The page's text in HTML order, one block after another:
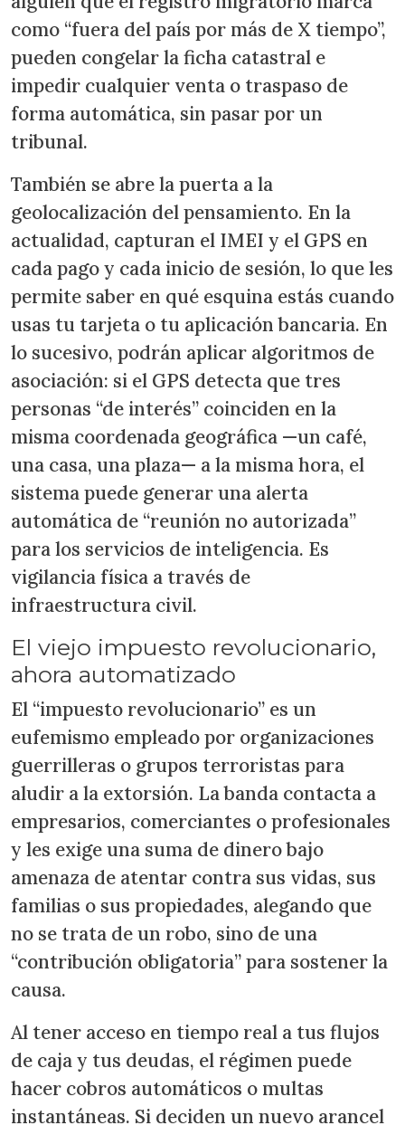
como “fuera del país por más de X tiempo”,
pueden congelar la ficha catastral e
impedir cualquier venta o traspaso de
forma automática, sin pasar por un
tribunal.
También se abre la puerta a la
geolocalización del pensamiento. En la
actualidad, capturan el IMEI y el GPS en
cada pago y cada inicio de sesión, lo que les
permite saber en qué esquina estás cuando
usas tu tarjeta o tu aplicación bancaria. En
lo sucesivo, podrán aplicar algoritmos de
asociación: si el GPS detecta que tres
personas “de interés” coinciden en la
misma coordenada geográfica —un café,
una casa, una plaza— a la misma hora, el
sistema puede generar una alerta
automática de “reunión no autorizada”
para los servicios de inteligencia. Es
vigilancia física a través de
infraestructura civil.
El viejo impuesto revolucionario,
ahora automatizado
El “impuesto revolucionario” es un
eufemismo empleado por organizaciones
guerrilleras o grupos terroristas para
aludir a la extorsión. La banda contacta a
empresarios, comerciantes o profesionales
y les exige una suma de dinero bajo
amenaza de atentar contra sus vidas, sus
familias o sus propiedades, alegando que
no se trata de un robo, sino de una
“contribución obligatoria” para sostener la
causa.
Al tener acceso en tiempo real a tus flujos
de caja y tus deudas, el régimen puede
hacer cobros automáticos o multas
instantáneas. Si deciden un nuevo arancel